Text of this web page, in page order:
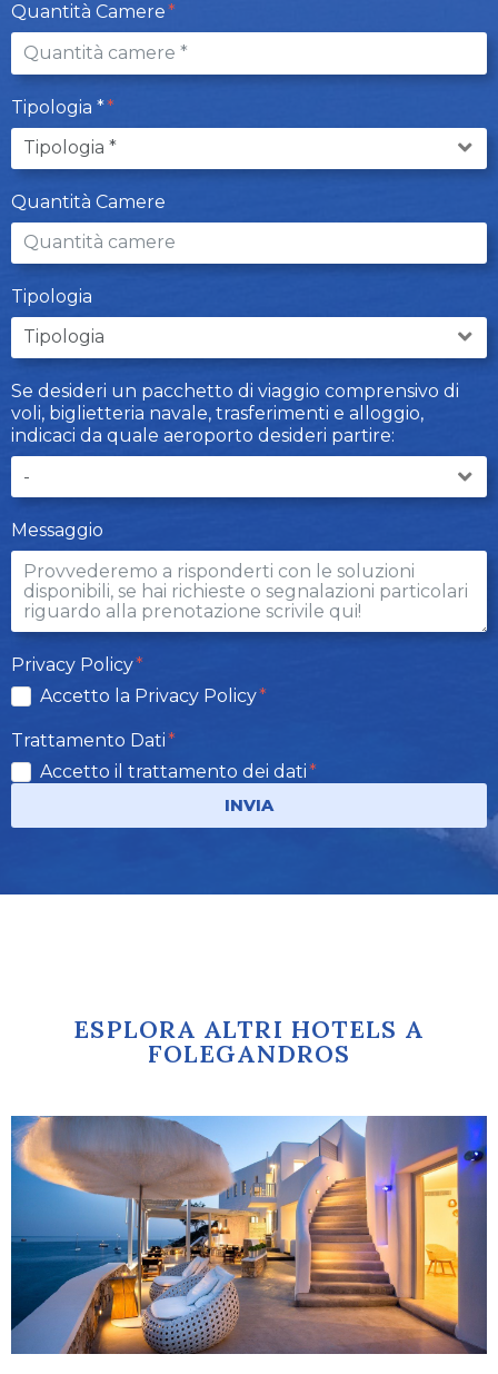
Quantità Camere
Tipologia *
Quantità Camere
Tipologia
Se desideri un pacchetto di viaggio comprensivo di
voli, biglietteria navale, trasferimenti e alloggio,
indicaci da quale aeroporto desideri partire:
Messaggio
Privacy Policy
Accetto la Privacy Policy
Trattamento Dati
Accetto il trattamento dei dati
INVIA
ESPLORA ALTRI HOTELS A
FOLEGANDROS